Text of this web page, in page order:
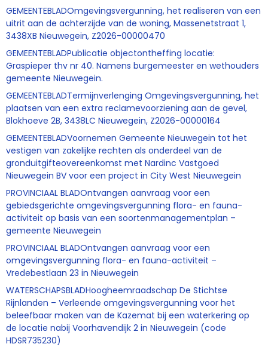
GEMEENTEBLADOmgevingsvergunning, het realiseren van een
uitrit aan de achterzijde van de woning, Massenetstraat 1,
3438XB Nieuwegein, Z2026-00000470
GEMEENTEBLADPublicatie objectontheffing locatie:
Graspieper thv nr 40. Namens burgemeester en wethouders
gemeente Nieuwegein.
GEMEENTEBLADTermijnverlenging Omgevingsvergunning, het
plaatsen van een extra reclamevoorziening aan de gevel,
Blokhoeve 2B, 3438LC Nieuwegein, Z2026-00000164
GEMEENTEBLADVoornemen Gemeente Nieuwegein tot het
vestigen van zakelijke rechten als onderdeel van de
gronduitgifteovereenkomst met Nardinc Vastgoed
Nieuwegein BV voor een project in City West Nieuwegein
PROVINCIAAL BLADOntvangen aanvraag voor een
gebiedsgerichte omgevingsvergunning flora- en fauna-
activiteit op basis van een soortenmanagementplan –
gemeente Nieuwegein
PROVINCIAAL BLADOntvangen aanvraag voor een
omgevingsvergunning flora- en fauna-activiteit –
Vredebestlaan 23 in Nieuwegein
WATERSCHAPSBLADHoogheemraadschap De Stichtse
Rijnlanden – Verleende omgevingsvergunning voor het
beleefbaar maken van de Kazemat bij een waterkering op
de locatie nabij Voorhavendijk 2 in Nieuwegein (code
HDSR735230)